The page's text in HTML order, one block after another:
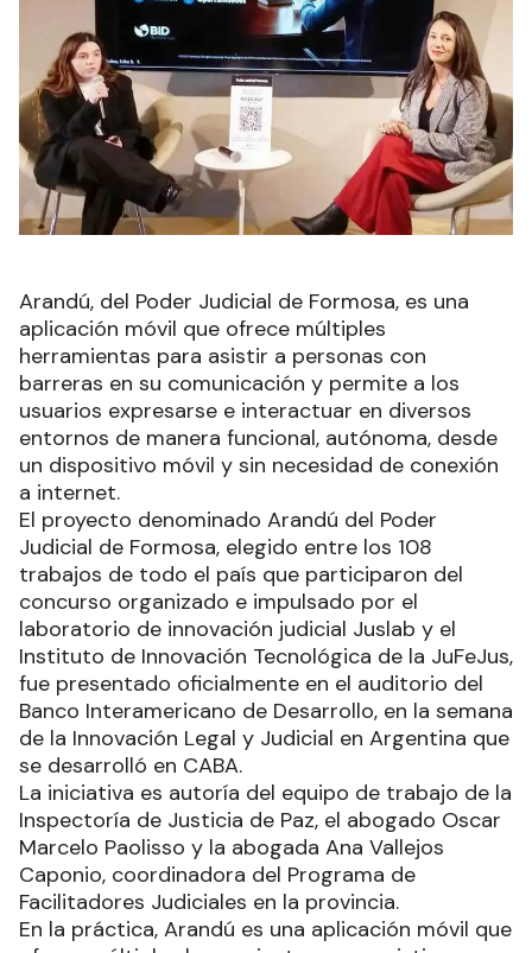
Arandú, del Poder Judicial de Formosa, es una
aplicación móvil que ofrece múltiples
herramientas para asistir a personas con
barreras en su comunicación y permite a los
usuarios expresarse e interactuar en diversos
entornos de manera funcional, autónoma, desde
un dispositivo móvil y sin necesidad de conexión
a internet.
El proyecto denominado Arandú del Poder
Judicial de Formosa, elegido entre los 108
trabajos de todo el país que participaron del
concurso organizado e impulsado por el
laboratorio de innovación judicial Juslab y el
Instituto de Innovación Tecnológica de la JuFeJus,
fue presentado oficialmente en el auditorio del
Banco Interamericano de Desarrollo, en la semana
de la Innovación Legal y Judicial en Argentina que
se desarrolló en CABA.
La iniciativa es autoría del equipo de trabajo de la
Inspectoría de Justicia de Paz, el abogado Oscar
Marcelo Paolisso y la abogada Ana Vallejos
Caponio, coordinadora del Programa de
Facilitadores Judiciales en la provincia.
En la práctica, Arandú es una aplicación móvil que